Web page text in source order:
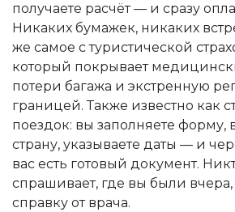
получаете расчёт — и сразу
Никаких бумажек, никаких
же самое стуристической
который покрывает
потери багажа и экстренную
границей. Также известно как
поездок: вы заполняете форму,
страну, указываете даты — и
вас есть готовый документ.
спрашивает, где вы были вчера,
справку от врача.